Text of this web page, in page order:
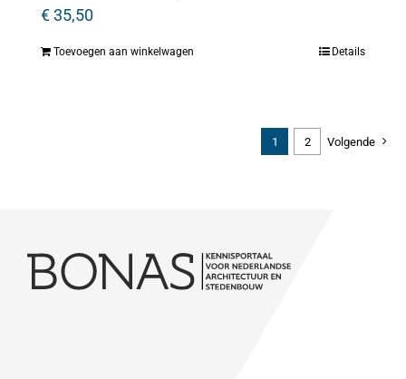
€35,50
Toevoegen aan winkelwagen Details
1 2 Volgende